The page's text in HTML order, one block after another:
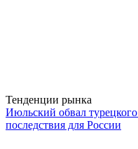
Тенденции рынка
Июльский обвал
последствия для России